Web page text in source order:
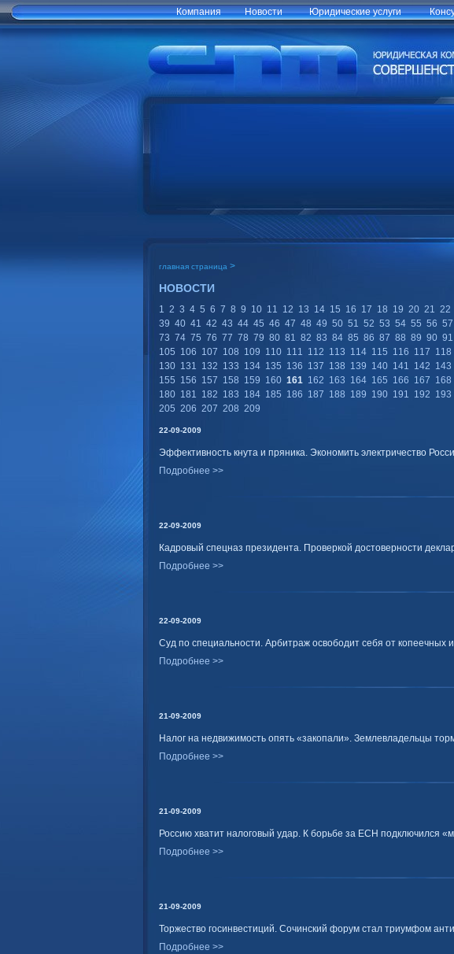
Компания Новости Юридические услуги
главная страница >
НОВОСТИ
1 2 3 4 5 6 7 8 9 10 11 12 13 14 15 16 17 18 19 20 21 22
39 40 41 42 43 44 45 46 47 48 49 50 51 52 53 54 55 56 57
73 74 75 76 77 78 79 80 81 82 83 84 85 86 87 88 89 90 91
105 106 107 108 109 110 111 112 113 114 115 116 117 118
130 131 132 133 134 135 136 137 138 139 140 141 142 143
155 156 157 158 159 160 161 162 163 164 165 166 167 168
180 181 182 183 184 185 186 187 188 189 190 191 192 193
205 206 207 208 209
22-09-2009
Эффективность кнута и пряника. Экономить электричество
Подробнее >>
22-09-2009
Кадровый спецназ президента. Проверкой достоверности
Подробнее >>
22-09-2009
Суд по специальности. Арбитраж освободит себя от копеечных
Подробнее >>
21-09-2009
Налог на недвижимость опять «закопали». Землевладельцы
Подробнее >>
21-09-2009
Россию хватит налоговый удар. К борьбе за ЕСН подключился
Подробнее >>
21-09-2009
Торжество госинвестиций. Сочинский форум стал триумфом
Подробнее >>